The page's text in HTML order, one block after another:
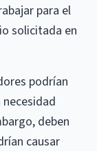
para el
solicitada en
podrían
deben
causar